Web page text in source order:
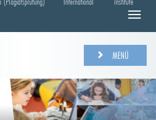
N
g
a
t
i
o
MENÜ